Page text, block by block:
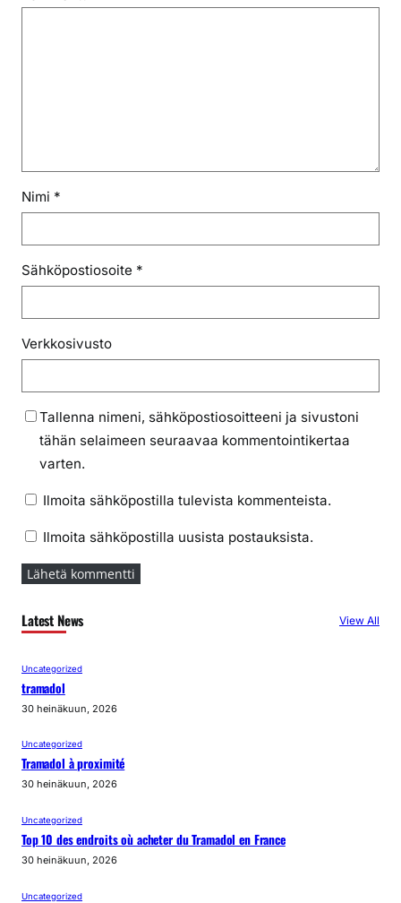
Nimi *
Sähköpostiosoite *
Verkkosivusto
Tallenna nimeni, sähköpostiosoitteeni ja sivustoni
tähän selaimeen seuraavaa kommentointikertaa
varten.
Ilmoita sähköpostilla tulevista kommenteista.
Ilmoita sähköpostilla uusista postauksista.
Latest News View All
Uncategorized
tramadol
30 heinäkuun, 2026
Uncategorized
Tramadol à proximité
30 heinäkuun, 2026
Uncategorized
Top 10 des endroits où acheter du Tramadol en France
30 heinäkuun, 2026
Uncategorized